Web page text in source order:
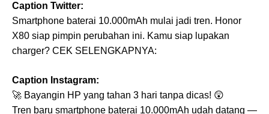
Caption Twitter:
Smartphone baterai 10.000mAh mulai jadi tren. Honor
X80 siap pimpin perubahan ini. Kamu siap lupakan
charger? CEK SELENGKAPNYA:
Caption Instagram:
🚀 Bayangin HP yang tahan 3 hari tanpa dicas! 😲
Tren baru smartphone baterai 10.000mAh udah datang —